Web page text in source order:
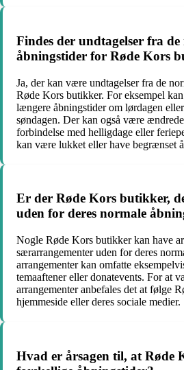
Findes der undtagelser fra
åbningstider for Røde Kors
Ja, der kan være undtagelser fra de
Røde Kors butikker. For eksempel
længere åbningstider om lørdagen
søndagen. Der kan også være
forbindelse med helligdage eller
kan være lukket eller have begrænset
Er der Røde Kors butikker,
uden for deres normale
Nogle Røde Kors butikker kan have
særarrangementer uden for deres
arrangementer kan omfatte
temaaftener eller donatevents. For at
arrangementer anbefales det at følge
hjemmeside eller deres sociale medier.
Hvad er årsagen til, at Røde